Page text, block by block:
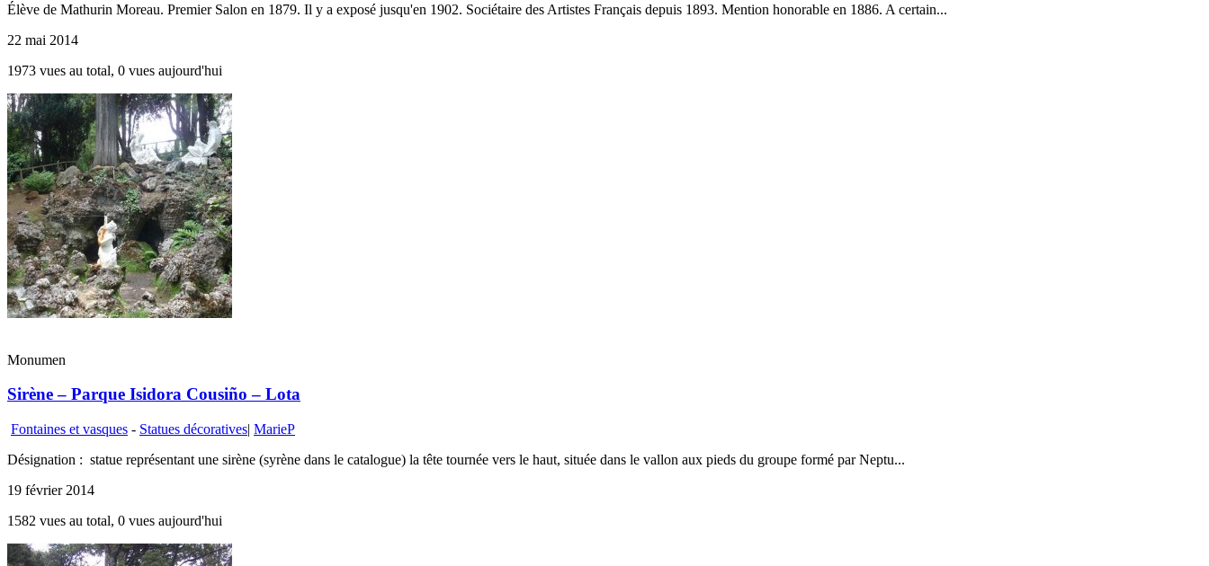
Élève de Mathurin Moreau. Premier Salon en 1879. Il y a exposé jusqu'en 1902. Sociétaire des Artistes Français depuis 1893. Mention honorable en 1886. A certain...
22 mai 2014
1973 vues au total, 0 vues aujourd'hui
Monumen
Sirène – Parque Isidora Cousiño – Lota
Fontaines et vasques - Statues décoratives| MarieP
Désignation : statue représentant une sirène (syrène dans le catalogue) la tête tournée vers le haut, située dans le vallon aux pieds du groupe formé par Neptu...
19 février 2014
1582 vues au total, 0 vues aujourd'hui